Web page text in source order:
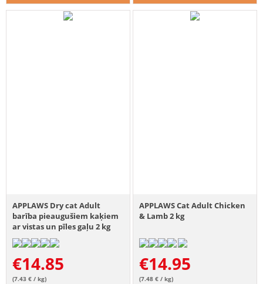
APPLAWS Dry cat Adult
barība pieaugušiem kaķiem
ar vistas un pīles gaļu 2 kg
€14.85
(7.43 € / kg)
APPLAWS Cat Adult Chicken
& Lamb 2 kg
€14.95
(7.48 € / kg)